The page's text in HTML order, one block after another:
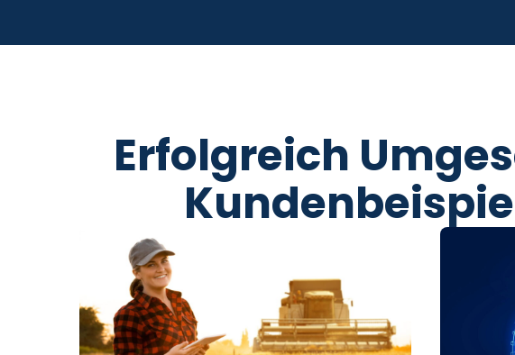
Erfolgreich